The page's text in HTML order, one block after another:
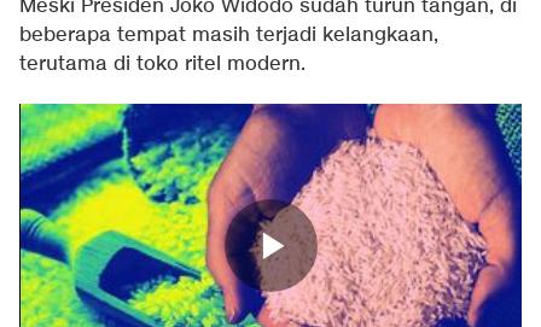
Meski Presiden Joko Widodo sudah turun tangan, di
beberapa tempat masih terjadi kelangkaan,
terutama di toko ritel modern.